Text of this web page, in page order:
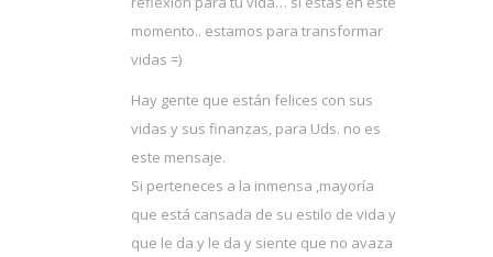
momento.. estamos para transformar
vidas =)
Hay gente que están felices con sus
vidas y sus finanzas, para Uds. no es
este mensaje.
Si perteneces a la inmensa ,mayoría
que está cansada de su estilo de vida y
que le da y le da y siente que no avaza